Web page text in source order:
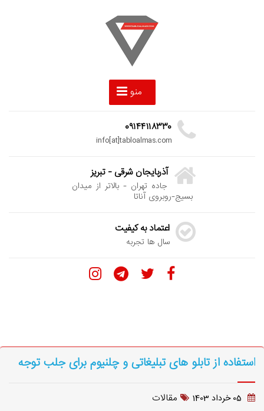
منو
۰۹۱۴۴۱۱۸۳۳۰
info[at]tabloalmas.com
آذربایجان شرقی - تبریز
جاده تهران - بالاتر از میدان
بسیج-روبروی آناتا
اعتماد به کیفیت
سال ها تجربه
استفاده از تابلو های تبلیغاتی و چلنیوم برای جلب توجه
به مغازه و فروش محصولات
05 خرداد 1403 مقالات